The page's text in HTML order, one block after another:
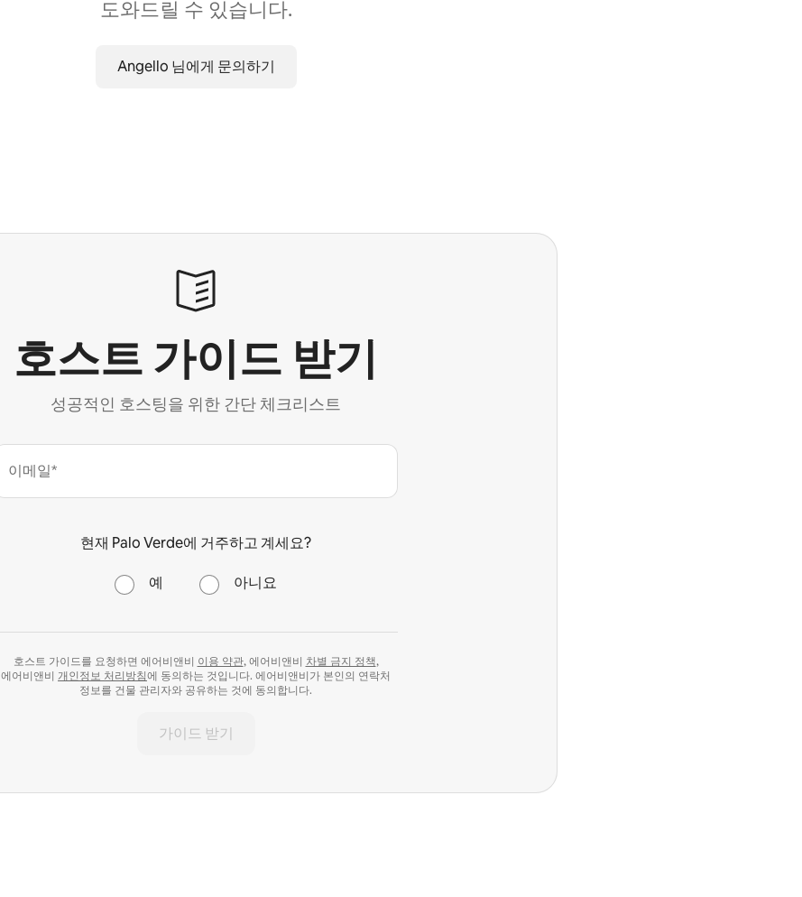
도와드릴 수 있습니다.
Angello 님에게 문의하기
호스트 가이드 받기
성공적인 호스팅을 위한 간단 체크리스트
이메일*
현재 Palo Verde에 거주하고 계세요?
예 아니요
호스트 가이드를 요청하면 에어비앤비 이용 약관, 에어비앤비 차별 금지 정책,
에어비앤비 개인정보 처리방침에 동의하는 것입니다. 에어비앤비가 본인의 연락처
정보를 건물 관리자와 공유하는 것에 동의합니다.
가이드 받기